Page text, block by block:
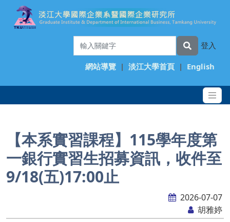
登入
網站導覽 | 淡江大學首頁 | English
【本系實習課程】115學年度第
一銀行實習生招募資訊，收件至
9/18(五)17:00止
2026-07-07
胡雅婷